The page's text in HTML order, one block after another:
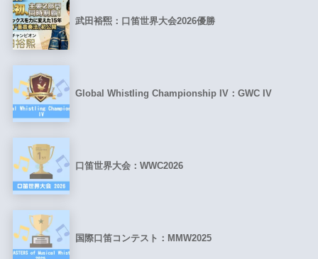
武田裕煕：口笛世界大会2026優勝
Global Whistling Championship IV：GWC IV
口笛世界大会：WWC2026
国際口笛コンテスト：MMW2025